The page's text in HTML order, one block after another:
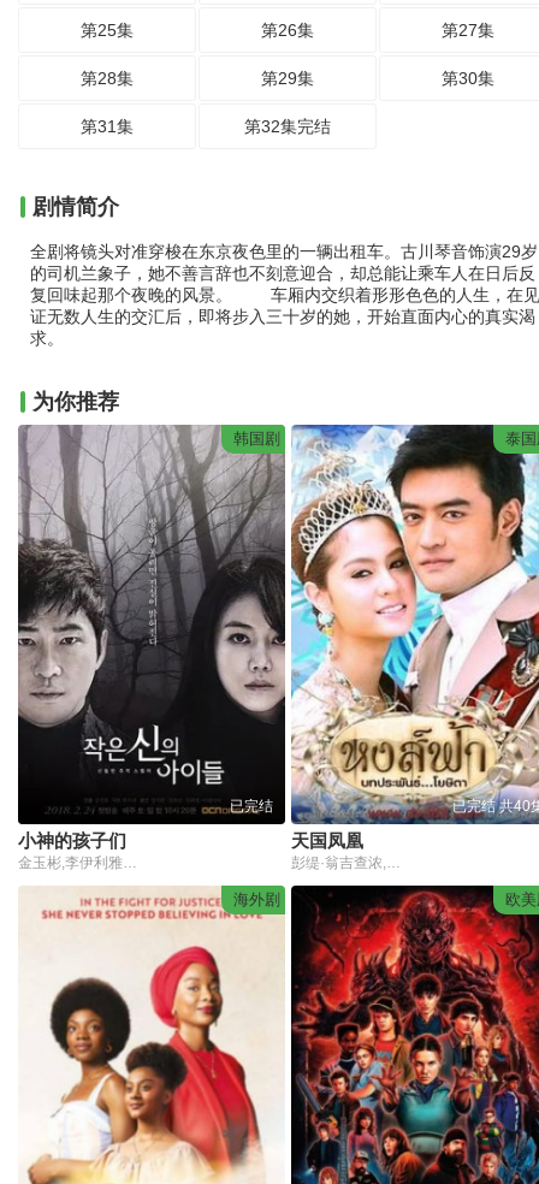
第25集 第26集 第27集
第28集 第29集 第30集
第31集 第32集完结
剧情简介
全剧将镜头对准穿梭在东京夜色里的一辆出租车。古川琴音饰演29岁
的司机兰象子，她不善言辞也不刻意迎合，却总能让乘车人在日后反
复回味起那个夜晚的风景。 车厢内交织着形形色色的人生，在见
证无数人生的交汇后，即将步入三十岁的她，开始直面内心的真实渴
求。
为你推荐
韩国剧
已完结
小神的孩子们
金玉彬,李伊利雅,姜至奂,沈熙燮,张光
泰
已完结 共40
天国凤凰
彭缇·翁吉查浓,翁拉吾·尼永萨,派.帕提特.披斯缇奎,帕拉蒂·永帕素
海外剧 欧